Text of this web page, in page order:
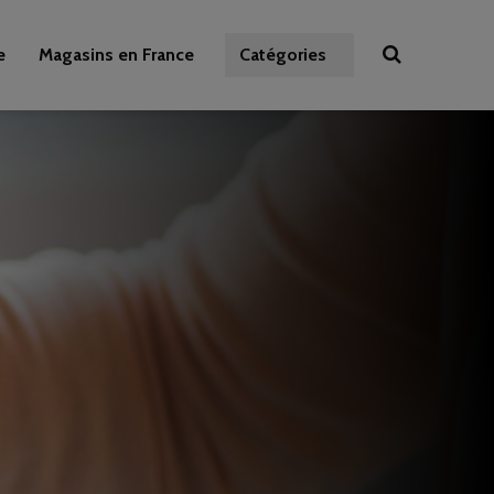
Magasins en France Catégories